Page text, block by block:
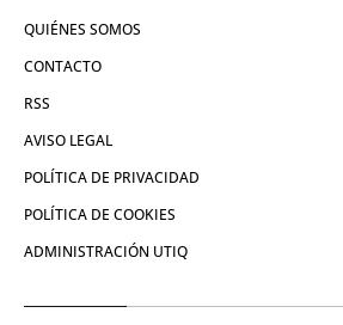
QUIÉNES SOMOS
CONTACTO
RSS
AVISO LEGAL
POLÍTICA DE PRIVACIDAD
POLÍTICA DE COOKIES
ADMINISTRACIÓN UTIQ